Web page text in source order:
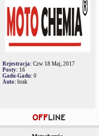
Rejestracja: Czw 18 Maj, 2017
Posty: 16
Gadu-Gadu: 0
Auto: brak